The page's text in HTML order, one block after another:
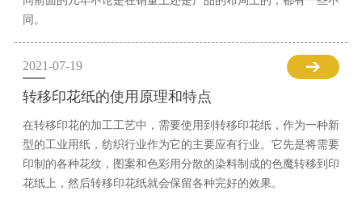
同。
2021-07-19
转移印花纸的使用原理和特点
在转移印花的加工工艺中，需要使用到转移印花纸，作为一种新
型的工业用纸，纺织行业作为它的主要应有行业。它先是将需要
印制的各种花纹，图案和色彩用分散的染料制成的色魔转移到印
花纸上，然后转移印花纸就会保留各种完好的效果。